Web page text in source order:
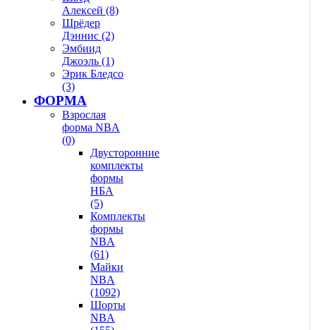
Алексей (8)
Шрёдер
Дэннис (2)
Эмбиид
Джоэль (1)
Эрик Бледсо
(3)
ФОРМА
Взрослая
форма NBA
(0)
Двусторонние
комплекты
формы
НБА
(5)
Комплекты
формы
NBA
(61)
Майки
NBA
(1092)
Шорты
NBA